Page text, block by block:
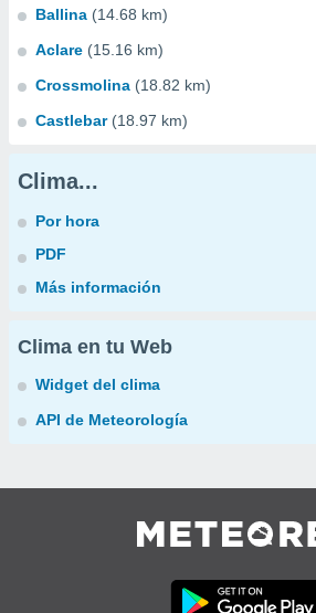
Ballina (14.68 km)
Aclare (15.16 km)
Crossmolina (18.82 km)
Castlebar (18.97 km)
Clima...
Por hora
PDF
Más información
Clima en tu Web
Widget del clima
API de Meteorología